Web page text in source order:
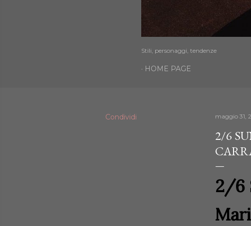
Stili, personaggi, tendenze
HOME PAGE
Condividi maggio 31,
2/6
2/6